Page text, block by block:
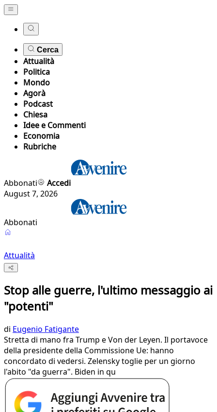
Cerca
Attualità
Politica
Mondo
Agorà
Podcast
Chiesa
Idee e Commenti
Economia
Rubriche
Abbonati
Accedi
August 7, 2026
Abbonati
Attualità
Stop alle guerre, l'ultimo messaggio ai
"potenti"
di Eugenio Fatigante
Stretta di mano fra Trump e Von der Leyen. Il portavoce
della presidente della Commissione Ue: hanno
concordato di vedersi. Zelensky toglie per un giorno
l'abito "da guerra". Biden in qu